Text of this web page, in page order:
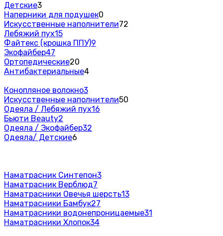
Детские3
Наперники для подушек0
Искусственные наполнители72
Лебяжий пух15
Файтекс (крошка ППУ)9
Экофайбер47
Ортопедические20
Антибактериальные4
Конопляное волокно3
Искусственные наполнители50
Одеяла / Лебяжий пух16
Бьюти Beauty2
Одеяла / Экофайбер32
Одеяла/ Детские6
Наматрасник Синтепон3
Наматрасник Верблюд7
Наматрасники Овечья шерсть13
Наматрасники Бамбук27
Наматрасники водонепроницаемые31
Наматрасники Хлопок34